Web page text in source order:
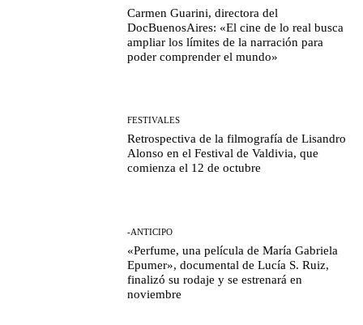
Carmen Guarini, directora del
DocBuenosAires: «El cine de lo real busca
ampliar los límites de la narración para
poder comprender el mundo»
FESTIVALES
Retrospectiva de la filmografía de Lisandro
Alonso en el Festival de Valdivia, que
comienza el 12 de octubre
-ANTICIPO
«Perfume, una película de María Gabriela
Epumer», documental de Lucía S. Ruiz,
finalizó su rodaje y se estrenará en
noviembre